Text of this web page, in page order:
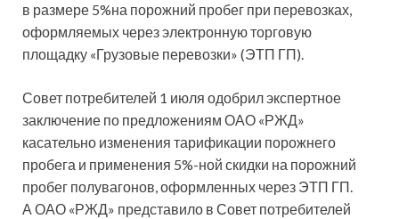
в размере 5%на порожний пробег при перевозках,
оформляемых через электронную торговую
площадку «Грузовые перевозки» (ЭТП ГП).
Совет потребителей 1 июля одобрил экспертное
заключение по предложениям ОАО «РЖД»
касательно изменения тарификации порожнего
пробега и применения 5%-ной скидки на порожний
пробег полувагонов, оформленных через ЭТП ГП.
А ОАО «РЖД» представило в Совет потребителей